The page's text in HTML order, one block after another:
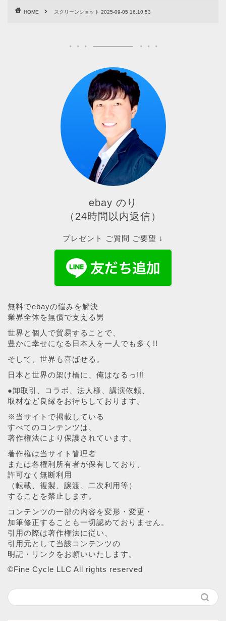
HOME スクリーンショット 2025-09-05 16.10.53
ebay のり
（24時間以内返信）
プレゼント ご質問 ご要望 ↓
無料でebayの悩みを解決
業界全体を無償で支える男
世界と個人で貿易することで、
豊かに幸せになる日本人を一人でも多く!!
そして、世界も喜ばせる。
日本と世界の架け橋に、俺はなるっ!!!
●卸取引、コラボ、法人様、講演依頼、
取材など良縁をお待ちしております。
※当サイトで掲載している
すべてのコンテンツは、
著作権法により保護されています。
著作権は当サイト管理者
または各権利所有者が保有しており、
許可なく無断利用
（転載、複製、譲渡、二次利用等）
することを禁止します。
コンテンツの一部の内容を変形・変更・
加筆修正することも一切認めておりません。
引用の際は著作権法に従い、
引用元として当該コンテンツの
明記・リンクをお願いいたします。
©︎Fine Cycle LLC All rights reserved